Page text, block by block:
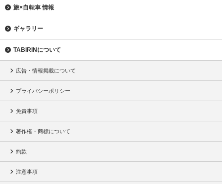
旅×自転車 情報
ギャラリー
TABIRINについて
広告・情報掲載について
プライバシーポリシー
免責事項
著作権・商標について
約款
注意事項